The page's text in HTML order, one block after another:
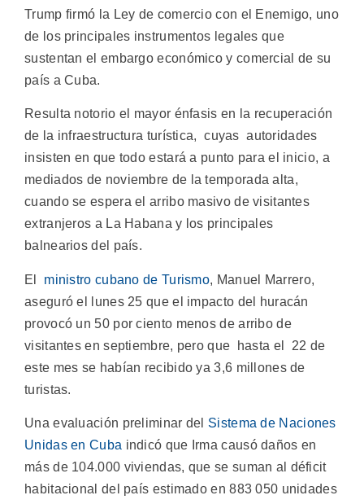
Trump firmó la Ley de comercio con el Enemigo, uno
de los principales instrumentos legales que
sustentan el embargo económico y comercial de su
país a Cuba.
Resulta notorio el mayor énfasis en la recuperación
de la infraestructura turística, cuyas autoridades
insisten en que todo estará a punto para el inicio, a
mediados de noviembre de la temporada alta,
cuando se espera el arribo masivo de visitantes
extranjeros a La Habana y los principales
balnearios del país.
El ministro cubano de Turismo, Manuel Marrero,
aseguró el lunes 25 que el impacto del huracán
provocó un 50 por ciento menos de arribo de
visitantes en septiembre, pero que hasta el 22 de
este mes se habían recibido ya 3,6 millones de
turistas.
Una evaluación preliminar del Sistema de Naciones
Unidas en Cuba indicó que Irma causó daños en
más de 104.000 viviendas, que se suman al déficit
habitacional del país estimado en 883 050 unidades